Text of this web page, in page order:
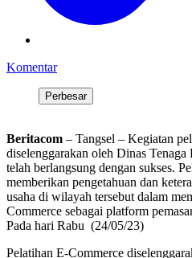
Komentar
Perbesar
Beritacom – Tangsel – Kegiatan
diselenggarakan oleh Dinas
telah berlangsung dengan sukses.
memberikan pengetahuan dan
usaha di wilayah tersebut dalam
Commerce sebagai platform
Pada hari Rabu (24/05/23)
Pelatihan E-Commerce